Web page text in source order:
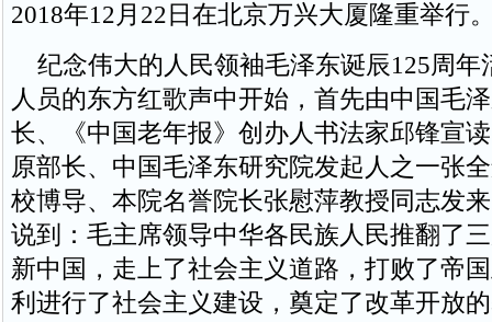
2018年12月22日在北京万兴大厦隆重举行
纪念伟大的人民领袖毛泽东诞辰125周年
人员的东方红歌声中开始，首先由中国毛
长、《中国老年报》创办人书法家邱锋宣
原部长、中国毛泽东研究院发起人之一张
校博导、本院名誉院长张慰萍教授同志发
说到：毛主席领导中华各民族人民推翻了
新中国，走上了社会主义道路，打败了帝
利进行了社会主义建设，奠定了改革开放